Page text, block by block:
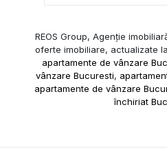
REOS Group, Agenție
oferte imobiliare, actualizate
apartamente de vânzare
vânzare Bucuresti,
apartamente de vânzare
închiriat